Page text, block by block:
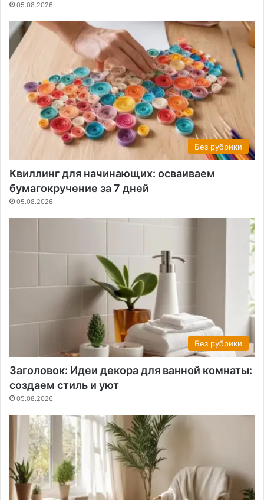
05.08.2026
Без рубрики
Квиллинг для начинающих: осваиваем
бумагокручение за 7 дней
05.08.2026
Без рубрики
Заголовок: Идеи декора для ванной комнаты:
создаем стиль и уют
05.08.2026